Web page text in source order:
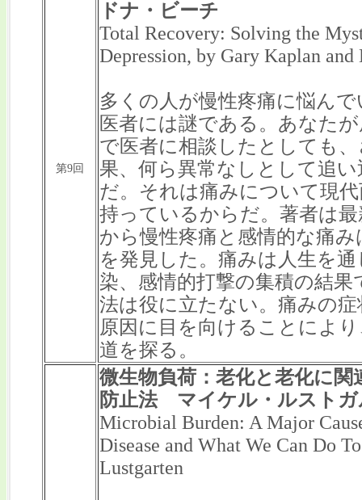
第9回
ドナ・ビーチ
Total Recovery: Solving the
Depression, by Gary Kaplan and
多くの人が慢性疼痛に悩ん
医者には謎である。あなた
で医者に相談したとしても
果、何ら異常なしとして追
だ。それは痛みについて現
持っているからだ。著者は
から慢性疼痛と感情的な痛
を発見した。痛みは人生を
染、感情的打撃の集積の結
法は役に立たない。痛みの
原因に目を向けることによ
道を探る。
微生物負荷：老化と老化に
防止法 マイケル・ルストガ
Microbial Burden: A Major
Disease and What We Can Do
Lustgarten